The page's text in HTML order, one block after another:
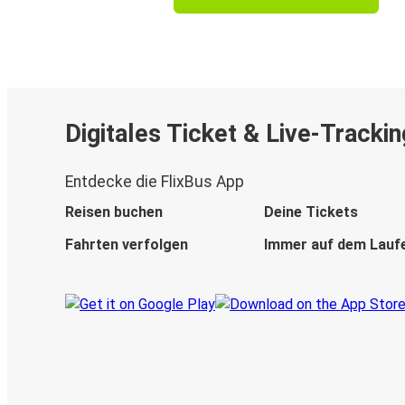
Digitales Ticket & Live-
Entdecke die FlixBus App
Reisen buchen
Deine Tickets
Fahrten verfolgen
Immer auf dem